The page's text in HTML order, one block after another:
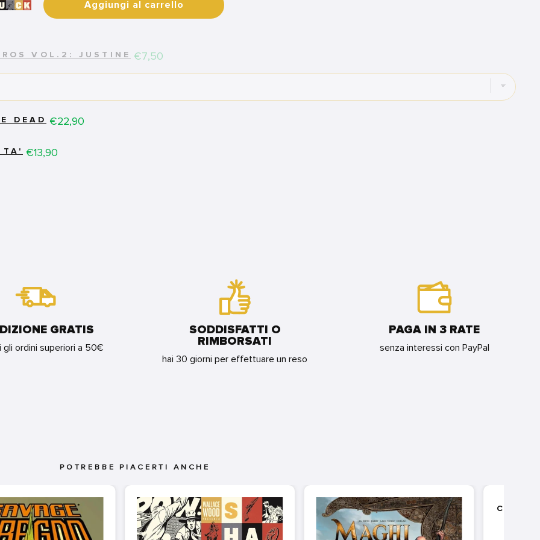
Aggiungi al carrello
VOL.2: JUSTINE Price
€7,50
DEAD Price
€22,90
Price
€13,90
GRATIS
ordini superiori a 50€
SODDISFATTI O
RIMBORSATI
hai 30 giorni per effettuare un reso
PAGA IN 3 RATE
senza interessi con PayPal
POTREBBE PIACERTI ANCHE